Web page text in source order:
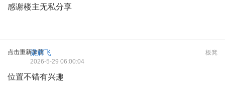
感谢楼主无私分享
点击重新加载 板凳
梁辉飞
2026-5-29 06:00:04
位置不错有兴趣